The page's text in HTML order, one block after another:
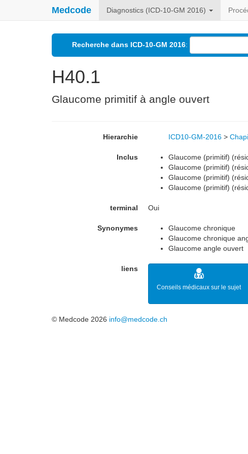
Medcode Diagnostics (ICD-10-GM 2016)
Recherche dans ICD-10-GM 2016:
H40.1
Glaucome primitif à angle ouvert
Hierarchie ICD10-GM-2016 >
Inclus
Glaucome (primitif)
Glaucome (primitif)
Glaucome (primitif)
Glaucome (primitif)
terminal Oui
Synonymes
Glaucome chronique
Glaucome chronique
Glaucome angle ouvert
liens
Conseils médicaux sur le sujet
© Medcode 2026 info@medcode.ch